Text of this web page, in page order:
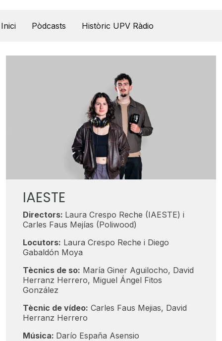
Inici Pòdcasts Històric UPV Ràdio
IAESTE
Directors: Laura Crespo Reche (IAESTE) i
Carles Faus Mejías (Poliwood)
Locutors: Laura Crespo Reche i Diego
Gabaldón Moya
Tècnics de so: María Giner Aguilocho, David
Herranz Herrero, Miguel Ángel Fitos
González
Tècnic de vídeo: Carles Faus Mejias, David
Herranz Herrero
Música: Darío España Asensio